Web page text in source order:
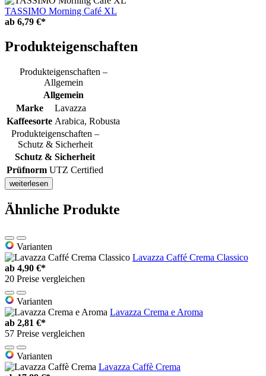
TASSIMO Morning Café XL
ab 6,79 €*
Produkteigenschaften
Produkteigenschaften –
Allgemein
Allgemein
Marke
Lavazza
Kaffeesorte Arabica, Robusta
Produkteigenschaften –
Schutz & Sicherheit
Schutz & Sicherheit
Prüfnorm UTZ Certified
weiterlesen
Ähnliche Produkte
Varianten
Lavazza Caffé Crema Classico
ab 4,90 €*
20 Preise vergleichen
Varianten
Lavazza Crema e Aroma
ab 2,81 €*
57 Preise vergleichen
Varianten
Lavazza Caffè Crema